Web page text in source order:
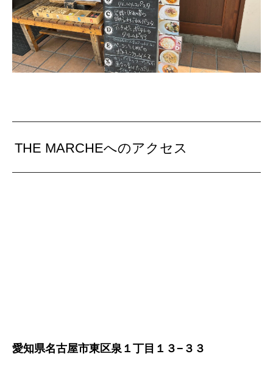
THE MARCHEへのアクセス
愛知県名古屋市東区泉１丁目１３−３３